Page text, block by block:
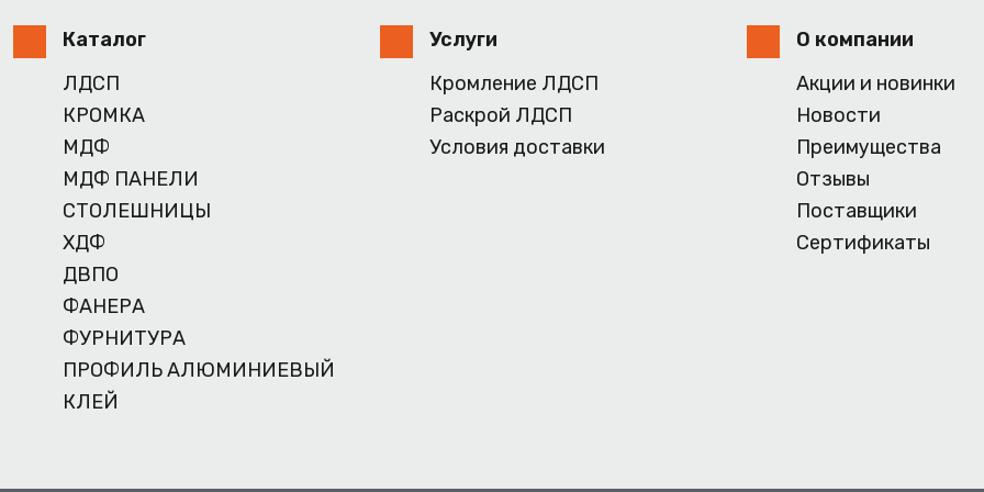
Каталог
ЛДСП
КРОМКА
МДФ
МДФ ПАНЕЛИ
СТОЛЕШНИЦЫ
ХДФ
ДВПО
ФАНЕРА
ФУРНИТУРА
ПРОФИЛЬ АЛЮМИНИЕВЫЙ
КЛЕЙ
Услуги
Кромление ЛДСП
Раскрой ЛДСП
Условия доставки
О компании
Акции и новинки
Новости
Преимущества
Отзывы
Поставщики
Сертификаты